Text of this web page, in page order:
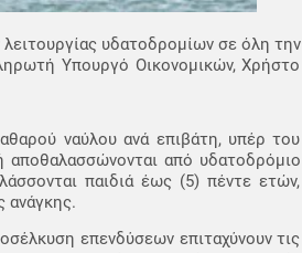
υδατοδρομίων σε όλη την
Υπουργό Οικονομικών, Χρήστο
ναύλου ανά επιβάτη, υπέρ του
αποθαλασσώνονται από υδατοδρόμιο
παιδιά έως (5) πέντε ετών,
ανάγκης.
επενδύσεων επιταχύνουν τις